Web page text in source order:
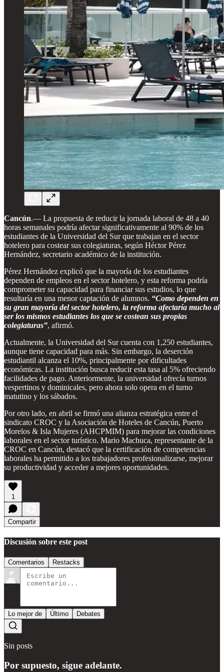
Cancún.— La propuesta de reducir la jornada laboral de 48 a 40
horas semanales podría afectar significativamente al 90% de los
estudiantes de la Universidad del Sur que trabajan en el sector
hotelero para costear sus colegiaturas, según Héctor Pérez
Hernández, secretario académico de la institución.
Pérez Hernández explicó que la mayoría de los estudiantes
dependen de empleos en el sector hotelero, y esta reforma podría
comprometer su capacidad para financiar sus estudios, lo que
resultaría en una menor captación de alumnos. “Como dependen en
su gran mayoría del sector hotelero, la reforma afectaría mucho al
ser los mismos estudiantes los que se costean sus propias
colegiaturas”, afirmó.
Actualmente, la Universidad del Sur cuenta con 1,250 estudiantes,
aunque tiene capacidad para más. Sin embargo, la deserción
estudiantil alcanza el 10%, principalmente por dificultades
económicas. La institución busca reducir esta tasa al 5% ofreciendo
facilidades de pago. Anteriormente, la universidad ofrecía turnos
vespertinos y dominicales, pero ahora solo opera en el turno
matutino y los sábados.
Por otro lado, en abril se firmó una alianza estratégica entre el
sindicato CROC y la Asociación de Hoteles de Cancún, Puerto
Morelos & Isla Mujeres (AHCPMIM) para mejorar las condiciones
laborales en el sector turístico. Mario Machuca, representante de la
CROC en Cancún, destacó que la certificación de competencias
laborales ha permitido a los trabajadores profesionalizarse, mejorar
su productividad y acceder a mejores oportunidades.
1
Compartir
Discusión sobre este post
Comentarios Restacks
Lo mejor de Último Debates
Sin posts
Por supuesto, sigue adelante.